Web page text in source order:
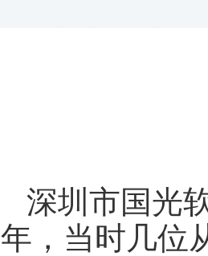
深圳市国光
年，当时几位